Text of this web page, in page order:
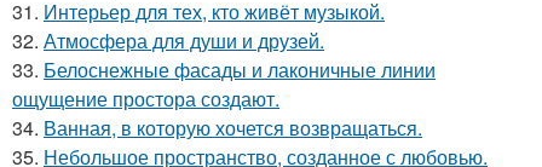
31. Интерьер для тех, кто живёт музыкой.
32. Атмосфера для души и друзей.
33. Белоснежные фасады и лаконичные линии
ощущение простора создают.
34. Ванная, в которую хочется возвращаться.
35. Небольшое пространство, созданное с любовью.